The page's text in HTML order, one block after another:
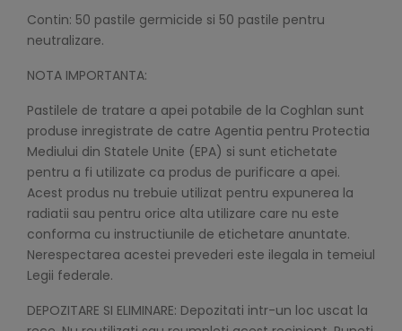
Contin: 50 pastile germicide si 50 pastile pentru
neutralizare.
NOTA IMPORTANTA:
Pastilele de tratare a apei potabile de la Coghlan sunt
produse inregistrate de catre Agentia pentru Protectia
Mediului din Statele Unite (EPA) si sunt etichetate
pentru a fi utilizate ca produs de purificare a apei.
Acest produs nu trebuie utilizat pentru expunerea la
radiatii sau pentru orice alta utilizare care nu este
conforma cu instructiunile de etichetare anuntate.
Nerespectarea acestei prevederi este ilegala in temeiul
Legii federale.
DEPOZITARE SI ELIMINARE: Depozitati intr-un loc uscat la